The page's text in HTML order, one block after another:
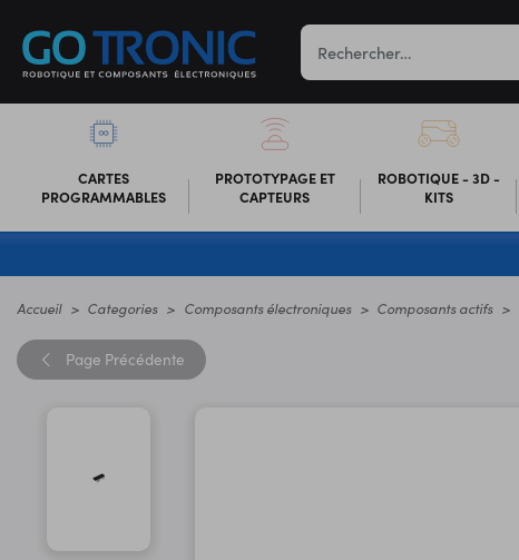
CARTES
PROGRAMMABLES
PROTOTYPAGE ET
CAPTEURS
ROBOTIQUE - 3D -
KITS
Accueil Categories Composants électroniques Composants actifs
Page Précédente